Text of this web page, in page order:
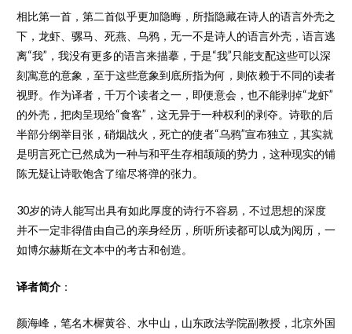
相比第一首，第二首似乎更加隐晦，所指隐藏在诗人的语言外壳之
下，龙虾、骡马、死燕、乌鸦，无一不是诗人的语言外壳，语言逃
离“我”，我没有更多的语言来描摹，于是“我”只能支配这些可以深
刻寓意的意象，至于这些意象到底所指为何，则依赖于不同的读者
视野。作为译者，千万个读者之一，即便意会，也不能剥掉“龙虾”
的外壳，把肉呈现给“食客”，这无异于一种权利的剥夺。诗歌的后
半部分纲举目张，硝烟战火，死亡的使者“乌鸦”宣布独立，其实就
是明言死亡已然成为一种与和平生存相颉颃的势力，这种现实的铺
陈无疑让诗歌饱含了缩尽将弹的张力。
30岁的诗人能写出具有如此厚度的诗行不容易，不过思想的深度
并不一定非得借由自己的亲身经历，所听所读都可以成为阅历，一
如博尔赫斯在文本中的考古和创造。
译者简介：
颜海峰，笔名木樨黄谷、水中山，山东政法学院副教授，北京外国